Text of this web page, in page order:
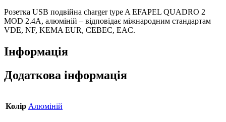
Розетка USB подвійна charger type A EFAPEL QUADRO 2
MOD 2.4A, алюміній – відповідає міжнародним стандартам
VDE, NF, KEMA EUR, CEBEC, EAC.
Інформація
Додаткова інформація
Колір Алюміній